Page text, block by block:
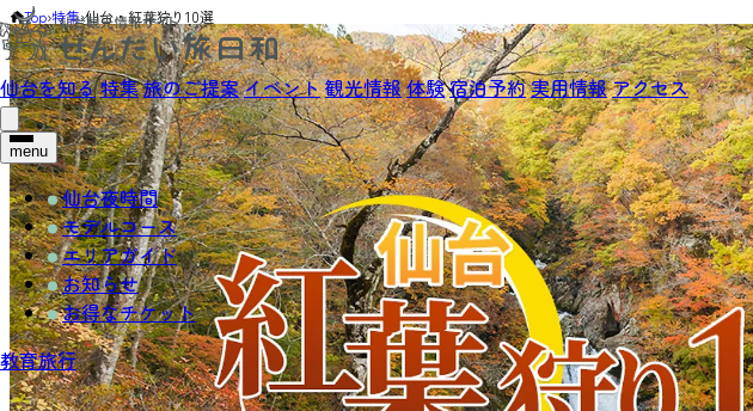
仙台を知る特集旅のご提案イベント観光情報体験宿泊予約実用情報アクセス
menu
仙台夜時間
モデルコース
エリアガイド
お知らせ
お得なチケット
教育旅行
Top›特集›仙台・紅葉狩り10選